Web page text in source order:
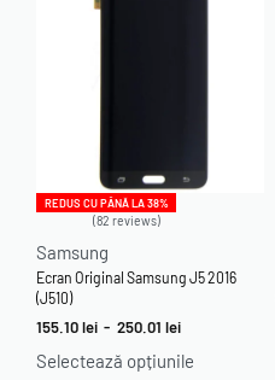
REDUS CU PÂNĂ LA 38%
82 reviews
Samsung
Ecran Original Samsung J5 2016
(J510)
155.10lei - 250.01 lei
Selectează opțiunile